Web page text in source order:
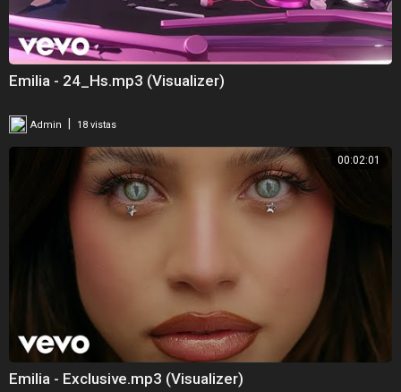
Emilia - 24_Hs.mp3 (Visualizer)
Admin 18 vistas
00:02:01
Emilia - Exclusive.mp3 (Visualizer)